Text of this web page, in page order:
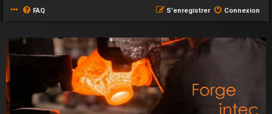
FAQ Connexion
S’enregistrer